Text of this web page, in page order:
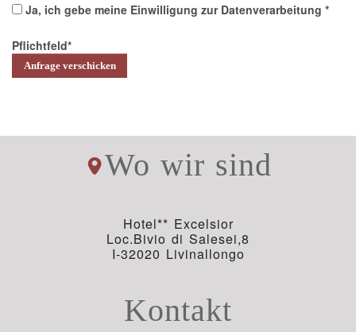
Ja, ich gebe meine Einwilligung zur Datenverarbeitung
Pflichtfeld
Wo wir sind
Hotel** Excelsior
Loc.Bivio di Salesei,8
I-32020 Livinallongo
Kontakt